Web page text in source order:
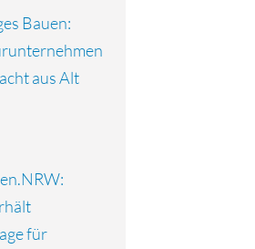
Bauen:
aus Alt
für